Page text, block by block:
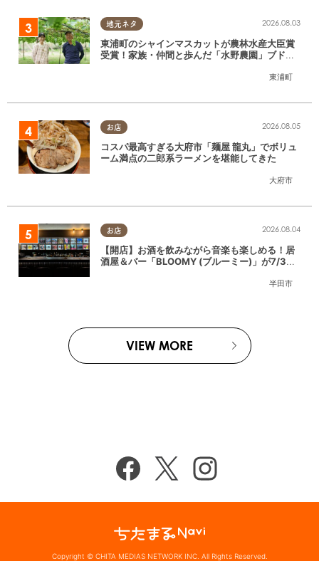
地元ネタ
東浦町
2026.08.03
東浦町のシャインマスカットが農林水産大臣賞
受賞！家族・仲間と歩んだ「水野農園」ブドウ
お店
大府市
2026.08.05
コスパ最高すぎる大府市「麺屋 龍丸」でボリュ
ーム満点の二郎系ラーメンを堪能してきた
お店
半田市
2026.08.04
【開店】お酒を飲みながら音楽も楽しめる！居
酒屋＆バー「BLOOMY (ブルーミー)」が7/3
VIEW MORE
Copyright © CHITA MEDIAS NETWORK INC. All Rights Reserved.